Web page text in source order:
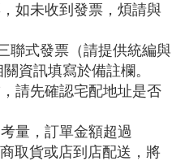
如未收到發票，煩請與
聯式發票（請提供統編與
資訊填寫於備註欄。
請先確認宅配地址是否
量，訂單金額超過
取貨或店到店配送，將